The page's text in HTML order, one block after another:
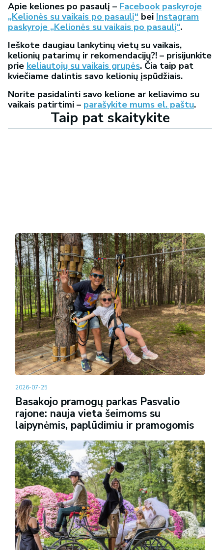
Apie keliones po pasaulį – Facebook paskyroje
„Kelionės su vaikais po pasaulį“ bei Instagram
paskyroje „Kelionės su vaikais po pasaulį“.
Ieškote daugiau lankytinų vietų su vaikais,
kelionių patarimų ir rekomendacijų?! – prisijunkite
prie keliautojų su vaikais grupės. Čia taip pat
kviečiame dalintis savo kelionių įspūdžiais.
Norite pasidalinti savo kelione ar keliavimo su
vaikais patirtimi – parašykite mums el. paštu.
Taip pat skaitykite
2026-07-25
Basakojo pramogų parkas Pasvalio
rajone: nauja vieta šeimoms su
laipynėmis, paplūdimiu ir pramogomis